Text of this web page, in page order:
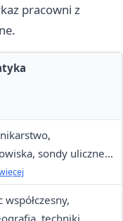
pracowni z
sondy uliczne,
audio-video
współczesny,